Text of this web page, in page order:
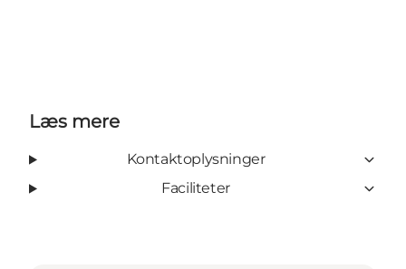
Læs mere
Kontaktoplysninger
Faciliteter